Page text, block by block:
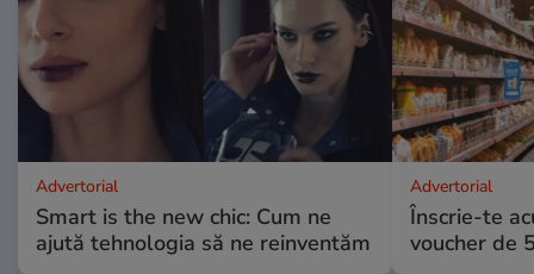
Advertorial
Smart is the new chic: Cum ne
ajută tehnologia să ne reinventăm
Advertorial
Înscrie-te
voucher de